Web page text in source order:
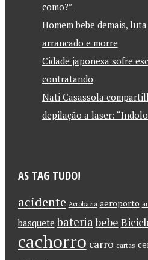
como?”
Homem bebe demais,
arrancado e morre
Cidade japonesa sofre
contratando
Nati Casassola
depilação a laser:
AS TAG TUDO!
acidente Acrobacia aeroporto
basquete bateriabebe
cachorro carro cartas